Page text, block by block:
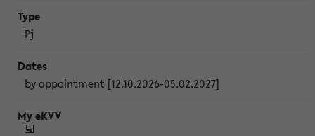
Pj
by appointment [12.10.2026-05.02.2027]